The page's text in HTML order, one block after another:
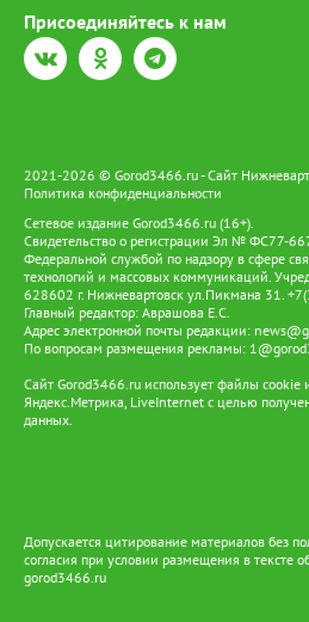
Присоединяйтесь к нам
2021-2026 © Gorod3466.ru - Сайт
Политика конфиденциальности
Сетевое издание Gorod3466.ru (16+).
Свидетельство о регистрации Эл № ФС77-
Федеральной службой по надзору в сфере
технологий и массовых коммуникаций.
628602 г. Нижневартовск ул.Пикмана 31.
Главный редактор: Аврашова Е.С.
Адрес электронной почты редакции:
По вопросам размещения рекламы:
Сайт Gorod3466.ru использует файлы cookie
Яндекс.Метрика, LiveInternet с целью
данных.
Допускается цитирование материалов без
согласия при условии размещения в тексте
gorod3466.ru